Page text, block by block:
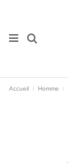
Accueil Homme